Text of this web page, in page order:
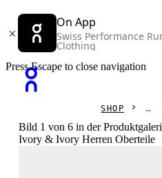
On App
Swiss Performance
Clothing
Press Escape to close navigation
SHOP
Bild 1 von 6 in der
Ivory & Ivory Herren Oberteile